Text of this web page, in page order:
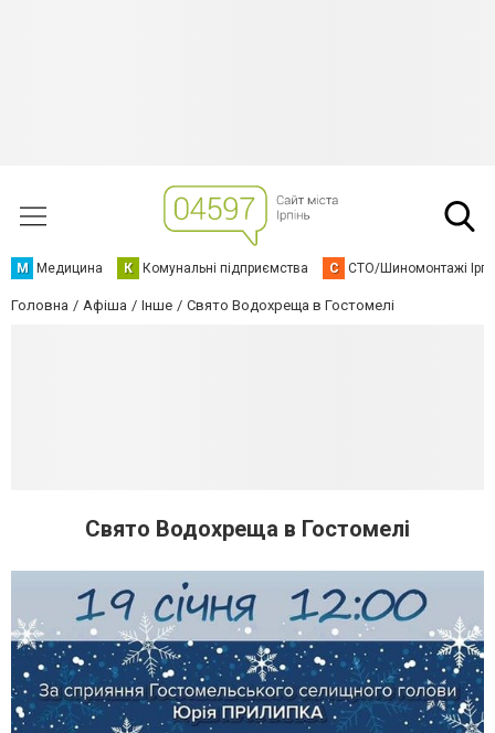
М Медицина К Комунальні підприємства С СТО/Шиномонтажі
Головна Афіша Інше Свято Водохреща в Гостомелі
Свято Водохреща в Гостомелі